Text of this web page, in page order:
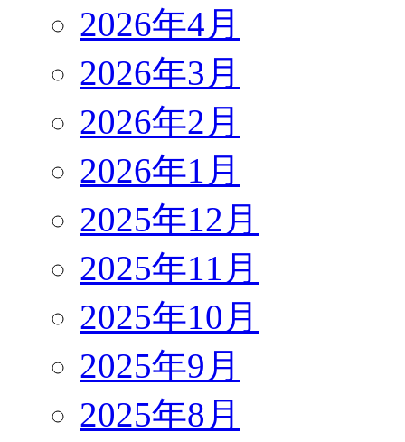
2026年4月
2026年3月
2026年2月
2026年1月
2025年12月
2025年11月
2025年10月
2025年9月
2025年8月